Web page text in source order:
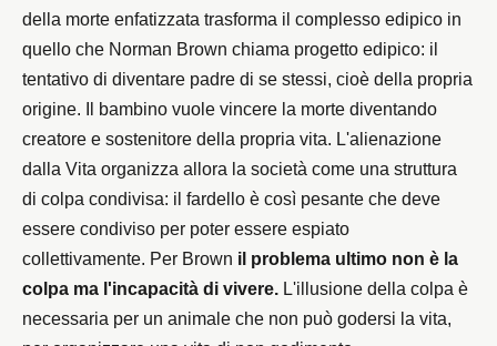
della morte enfatizzata trasforma il complesso edipico in
quello che Norman Brown chiama progetto edipico: il
tentativo di diventare padre di se stessi, cioè della propria
origine. Il bambino vuole vincere la morte diventando
creatore e sostenitore della propria vita. L'alienazione
dalla Vita organizza allora la società come una struttura
di colpa condivisa: il fardello è così pesante che deve
essere condiviso per poter essere espiato
collettivamente. Per Brown il problema ultimo non è la
colpa ma l'incapacità di vivere. L'illusione della colpa è
necessaria per un animale che non può godersi la vita,